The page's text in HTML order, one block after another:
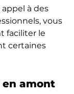
à des
vous
faciliter le
certaines
en amont